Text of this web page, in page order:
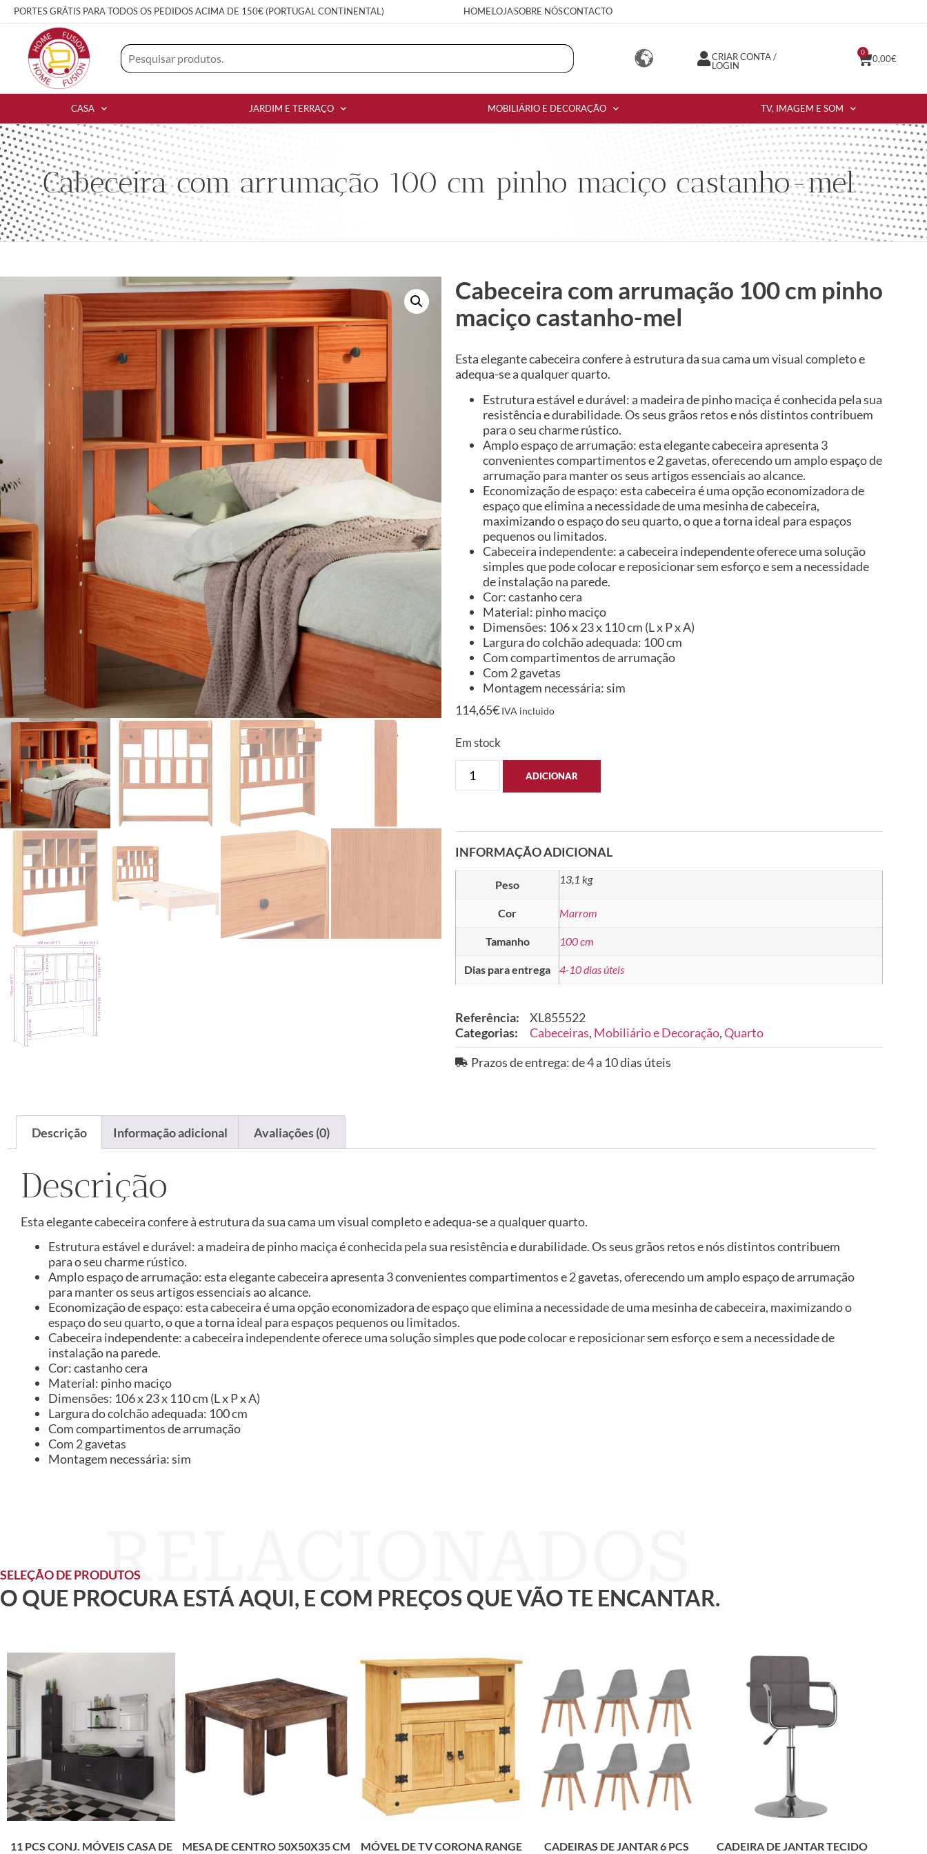
PORTES GRÁTIS PARA TODOS OS PEDIDOS ACIMA DE 150€ (PORTUGAL CONTINENTAL) HOMELOJASOBRE NÓSCONTACTO
CRIAR CONTA /
LOGIN
0,00€
0
CASA JARDIM E TERRAÇO MOBILIÁRIO E DECORAÇÃO TV, IMAGEM E SOM
Cabeceira com arrumação 100 cm pinho maciço castanho-mel
Cabeceira com arrumação 100 cm pinho
maciço castanho-mel
Esta elegante cabeceira confere à estrutura da sua cama um visual completo e
adequa-se a qualquer quarto.
Estrutura estável e durável: a madeira de pinho maciça é conhecida pela sua
resistência e durabilidade. Os seus grãos retos e nós distintos contribuem
para o seu charme rústico.
Amplo espaço de arrumação: esta elegante cabeceira apresenta 3
convenientes compartimentos e 2 gavetas, oferecendo um amplo espaço de
arrumação para manter os seus artigos essenciais ao alcance.
Economização de espaço: esta cabeceira é uma opção economizadora de
espaço que elimina a necessidade de uma mesinha de cabeceira,
maximizando o espaço do seu quarto, o que a torna ideal para espaços
pequenos ou limitados.
Cabeceira independente: a cabeceira independente oferece uma solução
simples que pode colocar e reposicionar sem esforço e sem a necessidade
de instalação na parede.
Cor: castanho cera
Material: pinho maciço
Dimensões: 106 x 23 x 110 cm (L x P x A)
Largura do colchão adequada: 100 cm
Com compartimentos de arrumação
Com 2 gavetas
Montagem necessária: sim
114,65€ IVA incluido
Em stock
ADICIONAR
INFORMAÇÃO ADICIONAL
Peso 13,1 kg
Cor Marrom
Tamanho 100 cm
Dias para entrega 4-10 dias úteis
Referência:
XL855522
Categorias:
Cabeceiras, Mobiliário e Decoração,Quarto
Prazos de entrega: de 4 a 10 dias úteis
Descrição Informação adicional Avaliações (0)
Descrição
Esta elegante cabeceira confere à estrutura da sua cama um visual completo e adequa-se a qualquer quarto.
Estrutura estável e durável: a madeira de pinho maciça é conhecida pela sua resistência e durabilidade. Os seus grãos retos e nós distintos contribuem
para o seu charme rústico.
Amplo espaço de arrumação: esta elegante cabeceira apresenta 3 convenientes compartimentos e 2 gavetas, oferecendo um amplo espaço de arrumação
para manter os seus artigos essenciais ao alcance.
Economização de espaço: esta cabeceira é uma opção economizadora de espaço que elimina a necessidade de uma mesinha de cabeceira, maximizando o
espaço do seu quarto, o que a torna ideal para espaços pequenos ou limitados.
Cabeceira independente: a cabeceira independente oferece uma solução simples que pode colocar e reposicionar sem esforço e sem a necessidade de
instalação na parede.
Cor: castanho cera
Material: pinho maciço
Dimensões: 106 x 23 x 110 cm (L x P x A)
Largura do colchão adequada: 100 cm
Com compartimentos de arrumação
Com 2 gavetas
Montagem necessária: sim
SELEÇÃO DE PRODUTOS
O QUE PROCURA ESTÁ AQUI, E COM PREÇOS QUE VÃO TE ENCANTAR.
11 PCS CONJ. MÓVEIS CASA DE MESA DE CENTRO 50X50X35 CM MÓVEL DE TV CORONA RANGE CADEIRAS DE JANTAR 6 PCS CADEIRA DE JANTAR TECIDO